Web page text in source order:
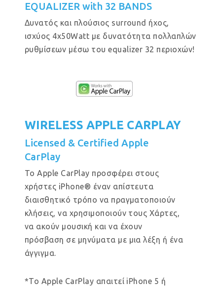
EQUALIZER with 32 BANDS
Δυνατός και πλούσιος surround ήχος,
ισχύος 4x50Watt με δυνατότητα πολλαπλών
ρυθμίσεων μέσω του equalizer 32 περιοχών!
WIRELESS APPLE CARPLAY
Licensed & Certified Apple
CarPlay
Το Apple CarPlay προσφέρει στους
χρήστες iPhone® έναν απίστευτα
διαισθητικό τρόπο να πραγματοποιούν
κλήσεις, να χρησιμοποιούν τους Χάρτες,
να ακούν μουσική και να έχουν
πρόσβαση σε μηνύματα με μια λέξη ή ένα
άγγιγμα.
*Το Apple CarPlay απαιτεί iPhone 5 ή